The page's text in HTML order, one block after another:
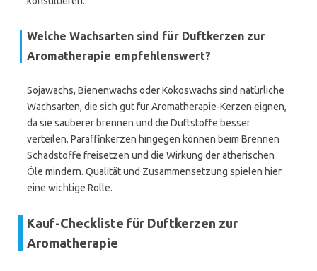
Welche Wachsarten sind für Duftkerzen zur
Aromatherapie empfehlenswert?
Sojawachs, Bienenwachs oder Kokoswachs sind natürliche
Wachsarten, die sich gut für Aromatherapie-Kerzen eignen,
da sie sauberer brennen und die Duftstoffe besser
verteilen. Paraffinkerzen hingegen können beim Brennen
Schadstoffe freisetzen und die Wirkung der ätherischen
Öle mindern. Qualität und Zusammensetzung spielen hier
eine wichtige Rolle.
Kauf-Checkliste für Duftkerzen zur
Aromatherapie